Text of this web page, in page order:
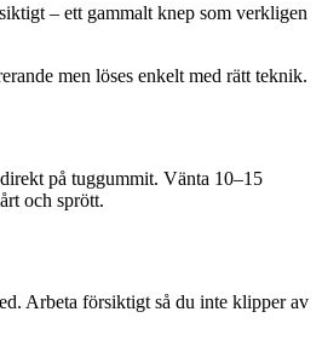
– ett gammalt knep som verkligen
men löses enkelt med rätt teknik.
på tuggummit. Vänta 10–15
och sprött.
Arbeta försiktigt så du inte klipper av